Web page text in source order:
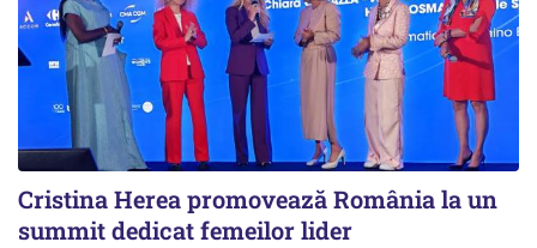
Cristina Herea promovează România la un
summit dedicat femeilor lider